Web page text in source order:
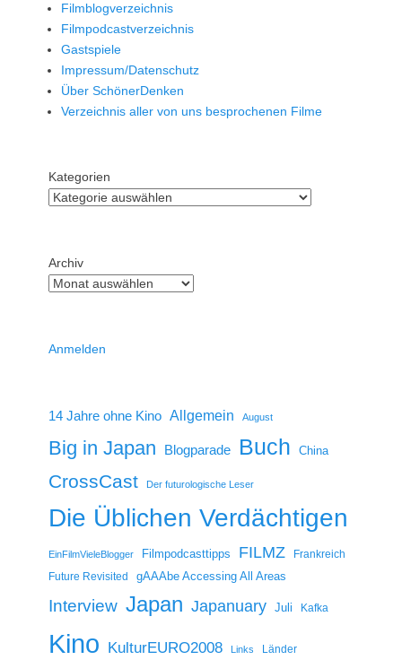
Filmblogverzeichnis
Filmpodcastverzeichnis
Gastspiele
Impressum/Datenschutz
Über SchönerDenken
Verzeichnis aller von uns besprochenen Filme
Kategorien
Archiv
Anmelden
14 Jahre ohne Kino Allgemein August
Big in Japan Blogparade Buch China
CrossCast Der futurologische Leser
Die Üblichen Verdächtigen
EinFilmVieleBlogger Filmpodcasttipps FILMZ
Frankreich
Future Revisited
gAAAbe Accessing All Areas
Interview Japan Japanuary Juli Kafka
Kino KulturEURO2008 Links Länder